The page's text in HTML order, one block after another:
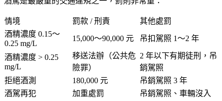
情境 罰款 / 刑責
其他處罰
酒精濃度 0.15～
0.25 mg/L
15,000～90,000 元 吊扣駕照 1～2 年
酒精濃度 > 0.25
mg/L
移送法辦（公共危
險罪）
2 年以下有期徒刑，吊
銷駕照
拒絕酒測
180,000 元
吊銷駕照 3 年
酒駕再犯
加重處罰 吊銷駕照、車輛沒入